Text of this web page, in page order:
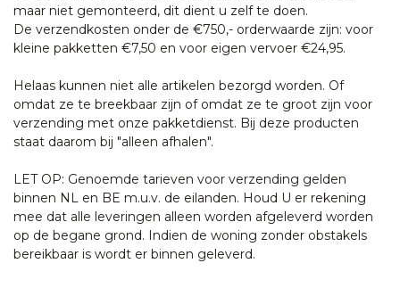
maar niet gemonteerd, dit dient u zelf te doen.
De verzendkosten onder de €750,- orderwaarde zijn: voor
kleine pakketten €7,50 en voor eigen vervoer €24,95.
Helaas kunnen niet alle artikelen bezorgd worden. Of
omdat ze te breekbaar zijn of omdat ze te groot zijn voor
verzending met onze pakketdienst. Bij deze producten
staat daarom bij "alleen afhalen".
LET OP: Genoemde tarieven voor verzending gelden
binnen NL en BE m.u.v. de eilanden. Houd U er rekening
mee dat alle leveringen alleen worden afgeleverd worden
op de begane grond. Indien de woning zonder obstakels
bereikbaar is wordt er binnen geleverd.